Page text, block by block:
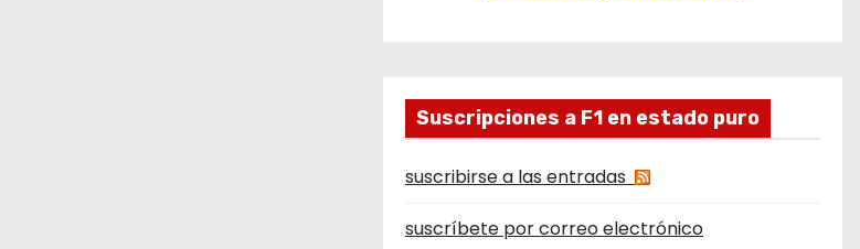
Suscripciones a F1 en estado puro
suscribirse a las entradas
suscríbete por correo electrónico